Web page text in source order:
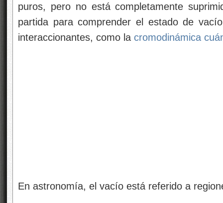
puros, pero no está completamente
partida para comprender el estado de
interaccionantes, como la cromodinámica
En astronomía, el vacío está referido a